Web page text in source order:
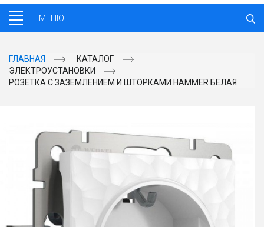
ГЛАВНАЯ
КАТАЛОГ
ЭЛЕКТРОУСТАНОВКИ
РОЗЕТКА С ЗАЗЕМЛЕНИЕМ И ШТОРКАМИ HAMMER БЕЛАЯ